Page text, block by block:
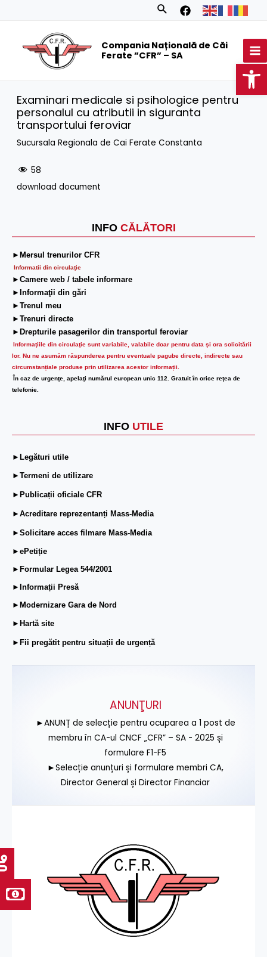
Search
Compania Națională de Căi
Ferate ”CFR” – SA
INFO CĂLĂTORI
►Mersul trenurilor CFR
Informatii din circulaţie
►Camere web / tabele informare
►Informaţii din gări
►Trenul meu
►Trenuri directe
►Drepturile pasagerilor din transportul feroviar
Informaţiile din circulaţie sunt variabile, valabile doar pentru data şi ora solicitării
lor. Nu ne asumăm răspunderea pentru eventuale pagube directe, indirecte sau
circumstanțiale produse prin utilizarea acestor informații.
În caz de urgenţe, apelaţi numărul european unic 112. Gratuit în orice reţea de
telefonie.
INFO UTILE
►Legături utile
►Termeni de utilizare
►Publicații oficiale CFR
►Acreditare reprezentanți Mass-Media
►Solicitare acces filmare Mass-Media
►ePetiție
►Formular Legea 544/2001
►Informații Presă
►Modernizare Gara de Nord
►Hartă site
►Fii pregătit pentru situații de urgență
Examinari medicale si psihologice pentru
personalul cu atributii in siguranta
transportului feroviar
Sucursala Regionala de Cai Ferate Constanta
58
download document
ANUNŢURI
►ANUNȚ de selecție pentru ocuparea a 1 post de
membru în CA-ul CNCF „CFR” – SA - 2025 și
formulare F1-F5
►Selecție anunțuri și formulare membri CA,
Director General și Director Financiar